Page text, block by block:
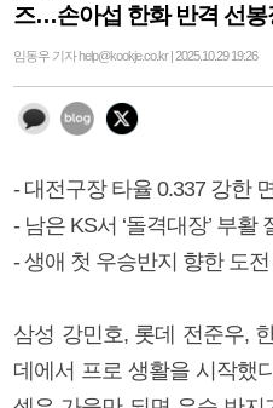
즈…손아섭 한화 반격 선봉
임동우 기자 help@kookje.co.kr | 2025.10.29 19:26
- 대전구장 타율 0.337 강한
- 남은 KS서 ‘돌격대장’ 부활
- 생애 첫 우승반지 향한 도
삼성 강민호, 롯데 전준우,
데에서 프로 생활을 시작했